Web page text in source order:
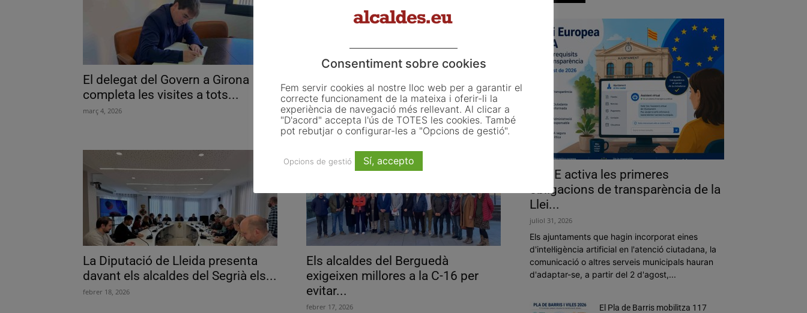
El delegat del Govern a Girona
completa les visites a tots...
març 4, 2026
Penedès presenten un manifest
per una...
febrer 19, 2026
La Diputació de Lleida presenta
davant els alcaldes del Segrià els...
febrer 18, 2026
Els alcaldes del Berguedà
exigeixen millores a la C-16 per
evitar...
febrer 17, 2026
La UE activa les primeres
obligacions de transparència de la
Llei...
juliol 31, 2026
Els ajuntaments que hagin incorporat eines
d'intel·ligència artificial en l'atenció ciutadana, la
comunicació o altres serveis municipals hauran
d'adaptar-se, a partir del 2 d'agost,...
El Pla de Barris mobilitza 117
Consentiment sobre cookies
Fem servir cookies al nostre lloc web per a garantir el
correcte funcionament de la mateixa i oferir-li la
experiència de navegació més rellevant. Al clicar a
"D'acord" accepta l'ús de TOTES les cookies. També
pot rebutjar o configurar-les a "Opcions de gestió".
Opcions de gestió Sí, accepto